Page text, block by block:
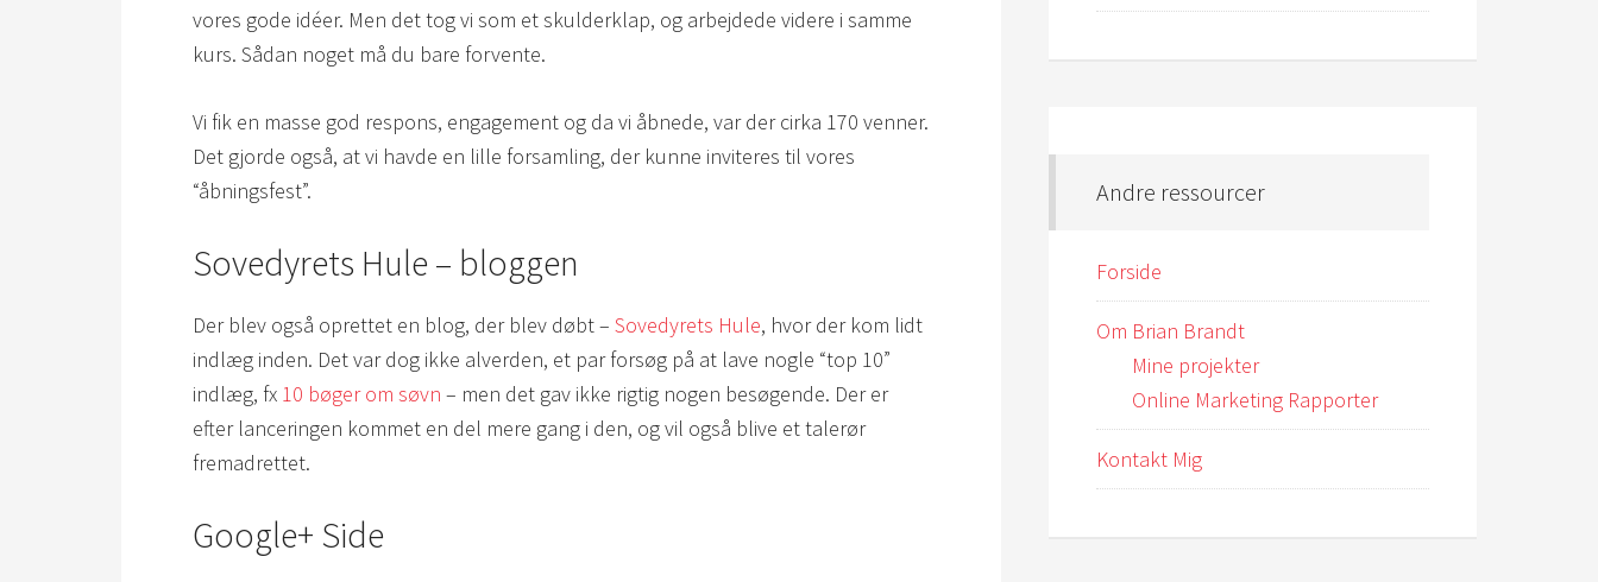
vores gode idéer. Men det tog vi som et skulderklap, og arbejdede videre i samme
kurs. Sådan noget må du bare forvente.
Vi fik en masse god respons, engagement og da vi åbnede, var der cirka 170 venner.
Det gjorde også, at vi havde en lille forsamling, der kunne inviteres til vores
“åbningsfest”.
Sovedyrets Hule – bloggen
Der blev også oprettet en blog, der blev døbt – Sovedyrets Hule, hvor der kom lidt
indlæg inden. Det var dog ikke alverden, et par forsøg på at lave nogle “top 10”
indlæg, fx 10 bøger om søvn – men det gav ikke rigtig nogen besøgende. Der er
efter lanceringen kommet en del mere gang i den, og vil også blive et talerør
fremadrettet.
Google+ Side
Andre ressourcer
Forside
Om Brian Brandt
Mine projekter
Online Marketing Rapporter
Kontakt Mig